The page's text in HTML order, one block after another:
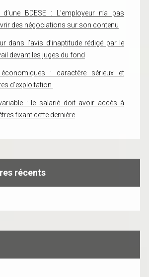
BDESE : L’employeur n’a pas
des négociations sur son contenu
dans l’avis d’inaptitude rédigé par le
devant les juges du fond
économiques : caractère sérieux et
d’exploitation
: le salarié doit avoir accès à
fixant cette dernière
récents